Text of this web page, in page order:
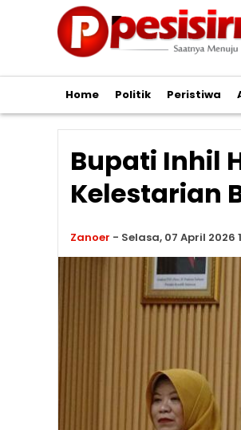
Home Politik Peristiwa
Bupati Inhil
Kelestarian
Zanoer - Selasa, 07 April 2026